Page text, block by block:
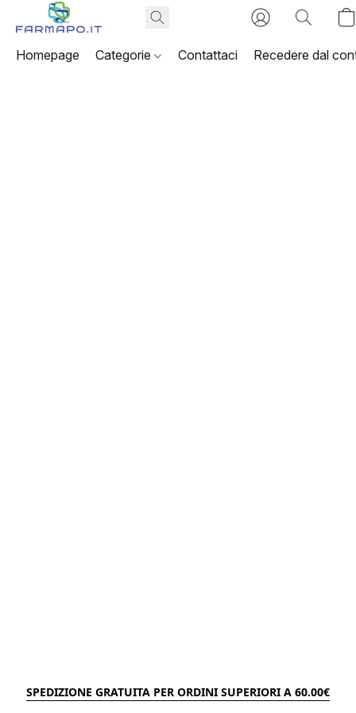
Homepage Categorie Contattaci Recedere dal
SPEDIZIONE GRATUITA PER ORDINI SUPERIORI A 60.00€